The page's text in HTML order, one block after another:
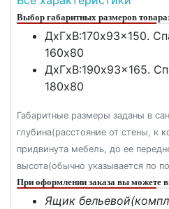
Выбор габаритных размеров товара:
ДxГxВ:170x93x150.
160x80
ДxГxВ:190x93x165.
180x80
Габаритные размеры заданы в
глубина(расстояние от стены, к
придвинута мебель, до ее
высота(обычно указывается по
При оформлении заказа вы можете
Ящик